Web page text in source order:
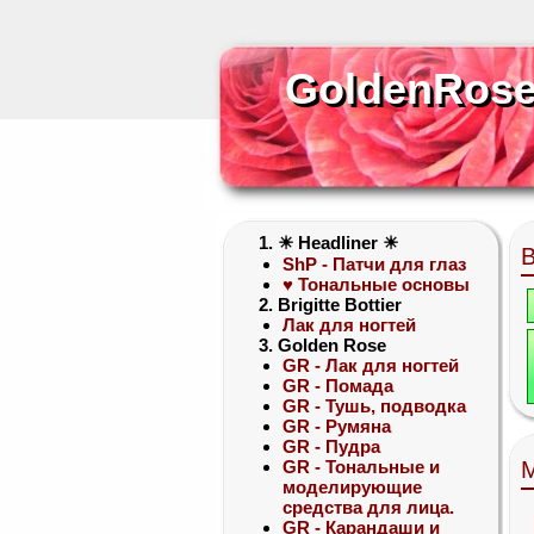
1. ☀ Headliner ☀
ShP - Патчи для глаз
♥ Тональные основы
2. Brigitte Bottier
Лак для ногтей
3. Golden Rose
GR - Лак для ногтей
GR - Помада
GR - Тушь, подводка
GR - Румяна
GR - Пудра
GR - Тональные и
моделирующие
средства для лица.
GR - Карандаши и